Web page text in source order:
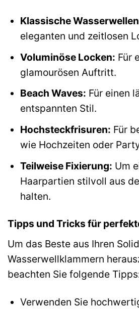
Klassische
eleganten und zeitlosen
Voluminöse Locken: Für
glamourösen Auftritt.
Beach Waves: Für einen
entspannten Stil.
Hochsteckfrisuren: Für
wie Hochzeiten oder
Teilweise Fixierung: Um
Haarpartien stilvoll aus
halten.
Tipps und Tricks für
Um das Beste aus Ihren
Wasserwellklammern
beachten Sie folgende
Verwenden Sie